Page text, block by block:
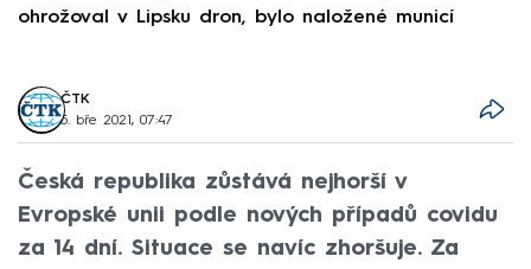
ohrožoval v Lipsku dron, bylo naložené municí
ČTK
5. bře 2021, 07:47
Česká republika zůstává nejhorší v
Evropské unii podle nových případů covidu
za 14 dní. Situace se navíc zhoršuje. Za